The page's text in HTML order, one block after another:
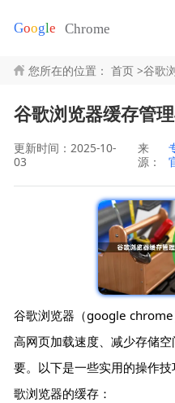
您所在的位置： 首页 >谷歌
更新时间：2025-10-
03
来
源：
谷歌浏览器（google
高网页加载速度、减少存储
要。以下是一些实用的操作
歌浏览器的缓存：